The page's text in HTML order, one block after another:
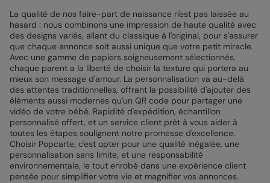
La qualité de nos faire-part de naissance n'est pas laissée au
hasard : nous combinons une impression de haute qualité avec
des designs variés, allant du classique à l'original, pour s'assurer
que chaque annonce soit aussi unique que votre petit miracle.
Avec une gamme de papiers soigneusement sélectionnés,
chaque parent a la liberté de choisir la texture qui portera au
mieux son message d'amour. La personnalisation va au-delà
des attentes traditionnelles, offrant la possibilité d'ajouter des
éléments aussi modernes qu'un QR code pour partager une
vidéo de votre bébé. Rapidité d'expédition, échantillon
personnalisé offert, et un service client prêt à vous aider à
toutes les étapes soulignent notre promesse d'excellence.
Choisir Popcarte, c'est opter pour une qualité inégalée, une
personnalisation sans limite, et une responsabilité
environnementale, le tout enrobé dans une expérience client
pensée pour simplifier votre vie et magnifier vos annonces.